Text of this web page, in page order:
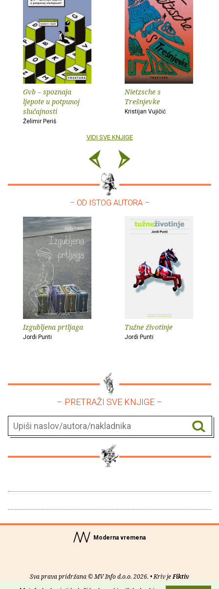
Gvb – spoznaja
ljepote u potpunoj
slučajnosti
Želimir Periš
Nietzsche s
Trešnjevke
Kristijan Vujičić
VIDI SVE KNJIGE
– OD ISTOG AUTORA –
Izgubljena prtljaga
Jordi Punti
Tužne životinje
Jordi Punti
– PRETRAŽI SVE KNJIGE –
Moderna vremena
Sva prava pridržana © MV Info d.o.o. 2026. • Kriv jeFiktiv